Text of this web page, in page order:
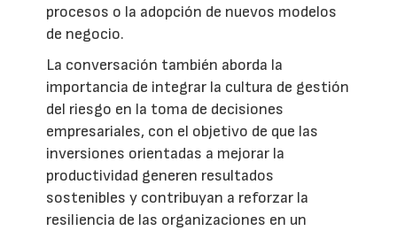
procesos o la adopción de nuevos modelos
de negocio.
La conversación también aborda la
importancia de integrar la cultura de gestión
del riesgo en la toma de decisiones
empresariales, con el objetivo de que las
inversiones orientadas a mejorar la
productividad generen resultados
sostenibles y contribuyan a reforzar la
resiliencia de las organizaciones en un